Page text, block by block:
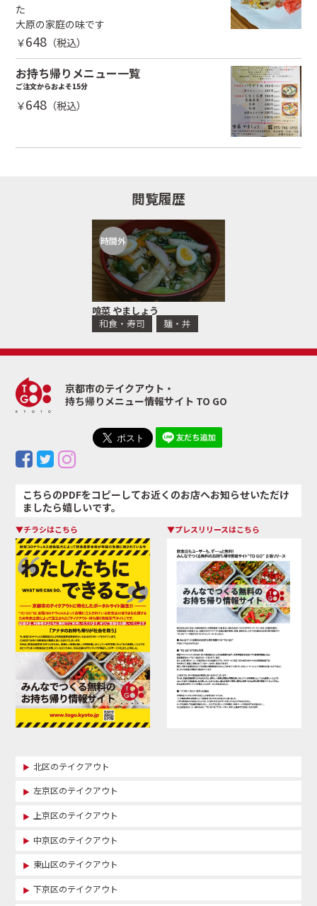
た
大原の家庭の味です
￥648 （税込）
お持ち帰りメニュー一覧
ご注文からおよそ15分
￥648 （税込）
閲覧履歴
時間外
喰菜 やましょう
和食・寿司
麺・丼
京都市のテイクアウト・
持ち帰りメニュー情報サイト TO GO
こちらのPDFをコピーしてお近くのお店へお知らせいただけ
ましたら嬉しいです。
▼チラシはこちら ▼プレスリリースはこちら
北区のテイクアウト
左京区のテイクアウト
上京区のテイクアウト
中京区のテイクアウト
東山区のテイクアウト
下京区のテイクアウト